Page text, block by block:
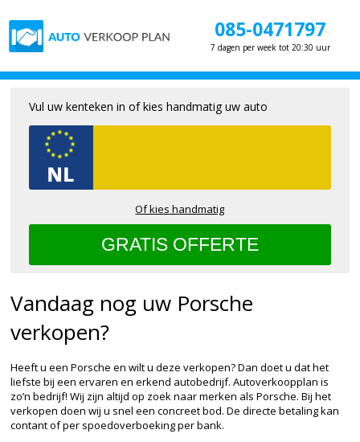
085-0471797
7 dagen per week tot 20:30 uur
Vandaag nog uw Porsche
verkopen?
Heeft u een Porsche en wilt u deze verkopen? Dan doet u dat het
liefste bij een ervaren en erkend autobedrijf. Autoverkoopplan is
zo’n bedrijf! Wij zijn altijd op zoek naar merken als Porsche. Bij het
verkopen doen wij u snel een concreet bod. De directe betaling kan
contant of per spoedoverboeking per bank.
Vul uw kenteken in of kies handmatig uw auto
Of kies handmatig